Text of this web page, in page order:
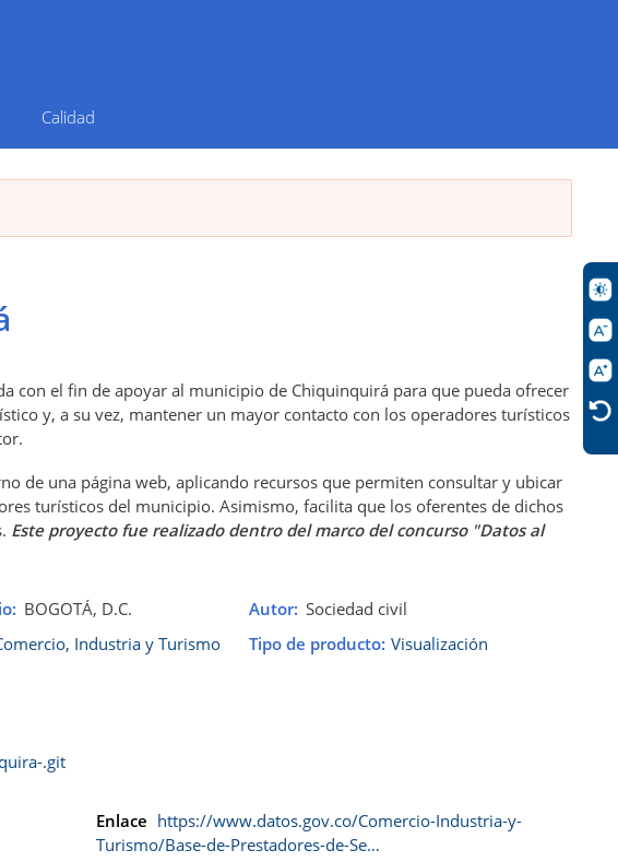
Calidad
con el fin de apoyar al municipio de Chiquinquirá para que pueda ofrecer
y, a su vez, mantener un mayor contacto con los operadores turísticos
de una página web, aplicando recursos que permiten consultar y ubicar
turísticos del municipio. Asimismo, facilita que los oferentes de dichos
Este proyecto fue realizado dentro del marco del concurso "Datos al
BOGOTÁ, D.C. Autor Sociedad civil
Industria y Turismo Tipo de producto Visualización
.git
Enlace https://www.datos.gov.co/Comercio-Industria-y-
Turismo/Base-de-Prestadores-de-Se…